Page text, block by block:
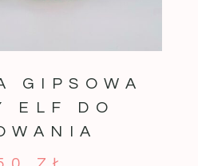
GIPSOWA
ELF DO